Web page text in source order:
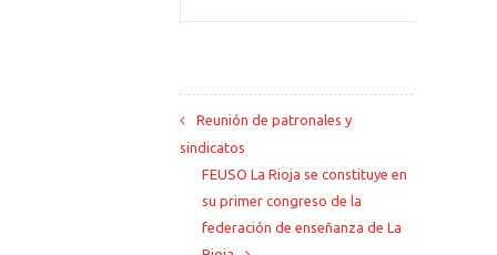
Reunión de patronales y
sindicatos
FEUSO La Rioja se constituye en
su primer congreso de la
federación de enseñanza de La